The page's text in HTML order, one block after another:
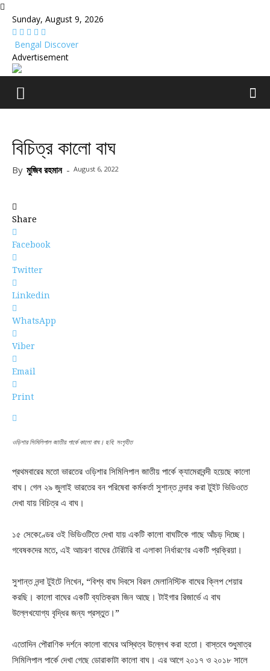
Sunday, August 9, 2026
Bengal Discover
Advertisement
বিচিত্র কালো বাঘ
By মুজিব রহমান - August 6, 2022
Share
Facebook
Twitter
Linkedin
WhatsApp
Viber
Email
Print
ওড়িশার সিমিলিপাল জাতীয় পার্কে কালো বাঘ। ছবি: সংগৃহীত
প্রথমবারের মতো ভারতের ওড়িশার সিমিলিপাল জাতীয় পার্কে ক্যামেরাবন্দী হয়েছে কালো
বাঘ। গেল ২৯ জুলাই ভারতের বন পরিষেবা কর্মকর্তা সুশান্ত নন্দার করা টুইট ভিডিওতে
দেখা যায় বিচিত্র এ বাঘ।
১৫ সেকেণ্ডের ওই ভিডিওটিতে দেখা যায় একটি কালো বাঘটিকে গাছে আঁচড় দিচ্ছে।
গবেষকদের মতে, এই আচরণ বাঘের টেরিটরি বা এলাকা নির্ধারণের একটি প্রক্রিয়া।
সুশান্ত নন্দা টুইটে লিখেন, “বিশ্ব বাঘ দিবসে বিরল মেলানিস্টিক বাঘের ক্লিপ শেয়ার
করছি। কালো বাঘের একটি ব্যতিক্রম জিন আছে। টাইগার রিজার্ভে এ বাঘ
উল্লেখযোগ্য বৃদ্ধির জন্য প্রস্তুত।”
এতোদিন পৌরাণিক দর্শনে কালো বাঘের অস্থিত্ব উল্লেখ করা হতো। বাস্তবে শুধুমাত্র
সিমিলিপাল পার্কে দেখা গেছে ডোরাকাটা কালো বাঘ। এর আগে ২০১৭ ও ২০১৮ সালে